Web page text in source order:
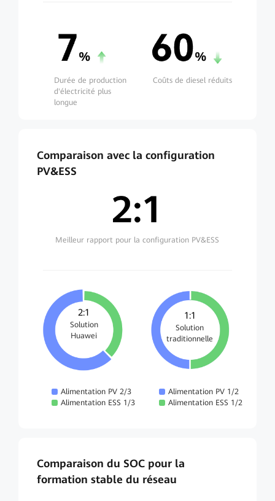
Durée de production
d'électricité plus
longue
Coûts de diesel réduits
Comparaison avec la configuration
PV&ESS
Meilleur rapport pour la configuration PV&ESS
2:1
Solution
Huawei
1:1
Solution
traditionnelle
Alimentation PV 2/3
Alimentation ESS 1/3
Alimentation PV 1/2
Alimentation ESS 1/2
Comparaison du SOC pour la
formation stable du réseau